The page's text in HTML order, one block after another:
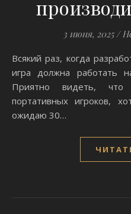
3 июня, 2025 /
Всякий раз, когда разработчик говорит о том, что его
игра должна работать
Приятно видеть, что
портативных игроков,
ожидаю 30…